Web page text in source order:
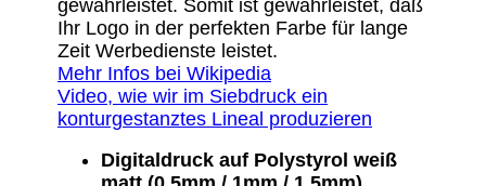
gewährleistet. Somit ist gewährleistet, daß
Ihr Logo in der perfekten Farbe für lange
Zeit Werbedienste leistet.
Mehr Infos bei Wikipedia
Video, wie wir im Siebdruck ein
konturgestanztes Lineal produzieren
Digitaldruck auf Polystyrol weiß